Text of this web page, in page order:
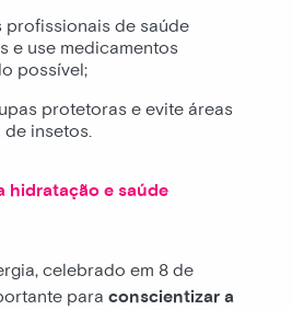
profissionais de saúde
e use medicamentos
possível;
protetoras e evite áreas
insetos.
hidratação e saúde
celebrado em 8 de
para conscientizar a